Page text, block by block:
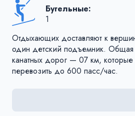
Бугельные:
1
Отдыхающих доставляют к
один детский подъемник. Общая
канатных дорог — 07 км,
перевозить до 600 пасс/час.